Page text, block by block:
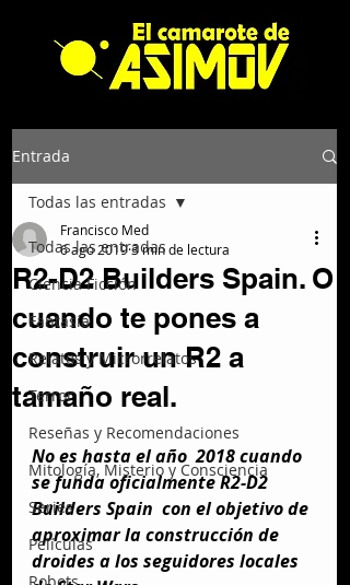
Entrada
Todas las entradas
Ciencia Ficción
Fantasía
Relatos y Microrrelatos
Terror
Reseñas y Recomendaciones
Mitología, Misterio y Consciencia
Series
Películas
Todas las entradas
R2-D2 Builders Spain. O
cuando te pones a
construir un R2 a
tamaño real.
Francisco Med
6 ago 20193 min de lectura
No es hasta el año  2018 cuando
se funda oficialmente R2-D2
Builders Spain  con el objetivo de
aproximar la construcción de
droides a los seguidores locales